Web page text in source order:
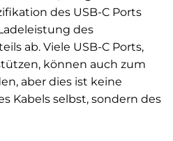
des USB-C Ports
des
ab. Viele USB-C Ports,
können auch zum
aber dies ist keine
Kabels selbst, sondern des